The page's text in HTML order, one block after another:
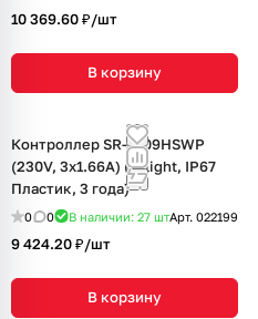
10 369.60 ₽/шт
В корзину
Контроллер SR-1009HSWP
(230V, 3x1.66A) (Arlight, IP67
Пластик, 3 года)
0 0 В наличии: 27 штАрт. 022199
9 424.20 ₽/шт
В корзину